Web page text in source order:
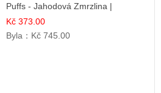
Puffs - Jahodová Zmrzlina |
Krémová sladká příchuť
Kč 373.00
Byla： Kč 745.00